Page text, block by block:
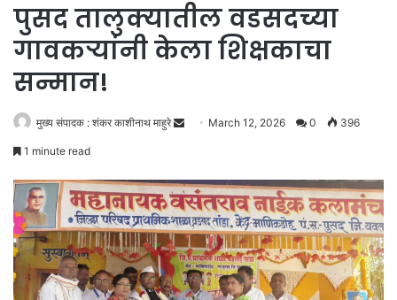
पुसद तालुक्यातील वडसदच्या
गावकऱ्यांनी केला शिक्षकाचा
सन्मान!
मुख्य संपादक : शंकर काशीनाथ माहुरे
d
a
n
e
m
a
March 12, 2026 0 396
1 minute read